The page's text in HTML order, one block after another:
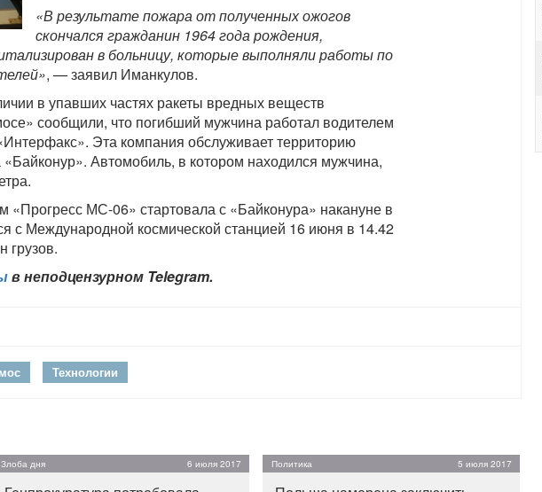
«В результате пожара от полученных ожогов
скончался гражданин 1964 года рождения,
в больницу, которые выполняли работы по
, — заявил Иманкулов.
в упавших частях ракеты вредных веществ
сообщили, что погибший мужчина работал водителем
Эта компания обслуживает территорию
Автомобиль, в котором находился мужчина,
«Прогресс МС-06» стартовала с «Байконура» накануне в
с Международной космической станцией 16 июня в 14.42
грузов.
в неподцензурном Telegram.
Технологии
Злоба дня 6 июля 2017 Политика 5 июля 2017